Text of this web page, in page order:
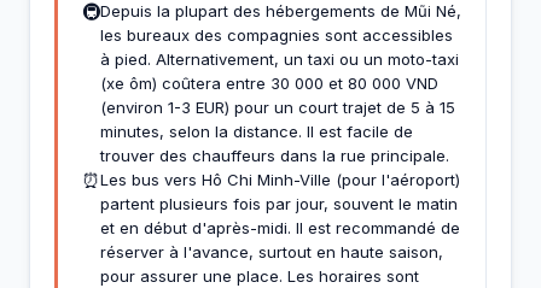
🚇Depuis la plupart des hébergements de Mũi Né,
les bureaux des compagnies sont accessibles
à pied. Alternativement, un taxi ou un moto-taxi
(xe ôm) coûtera entre 30 000 et 80 000 VND
(environ 1-3 EUR) pour un court trajet de 5 à 15
minutes, selon la distance. Il est facile de
trouver des chauffeurs dans la rue principale.
⏰Les bus vers Hô Chi Minh-Ville (pour l'aéroport)
partent plusieurs fois par jour, souvent le matin
et en début d'après-midi. Il est recommandé de
réserver à l'avance, surtout en haute saison,
pour assurer une place. Les horaires sont